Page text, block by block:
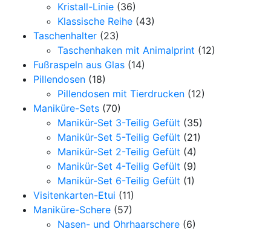
Kristall-Linie (36)
Klassische Reihe (43)
Taschenhalter (23)
Taschenhaken mit Animalprint (12)
Fußraspeln aus Glas (14)
Pillendosen (18)
Pillendosen mit Tierdrucken (12)
Maniküre-Sets (70)
Manikür-Set 3-Teilig Gefült (35)
Manikür-Set 5-Teilig Gefült (21)
Manikür-Set 2-Teilig Gefült (4)
Manikür-Set 4-Teilig Gefült (9)
Manikür-Set 6-Teilig Gefült (1)
Visitenkarten-Etui (11)
Maniküre-Schere (57)
Nasen- und Ohrhaarschere (6)